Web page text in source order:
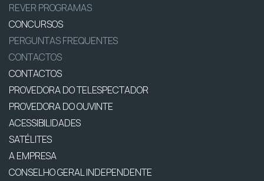
REVER PROGRAMAS
CONCURSOS
PERGUNTAS FREQUENTES
CONTACTOS
CONTACTOS
PROVEDORA DO TELESPECTADOR
PROVEDORA DO OUVINTE
ACESSIBILIDADES
SATÉLITES
A EMPRESA
CONSELHO GERAL INDEPENDENTE